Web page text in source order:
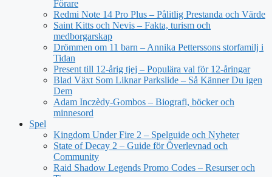
Förare
Redmi Note 14 Pro Plus – Pålitlig Prestanda och Värde
Saint Kitts och Nevis – Fakta, turism och
medborgarskap
Drömmen om 11 barn – Annika Petterssons storfamilj i
Tidan
Present till 12-årig tjej – Populära val för 12-åringar
Blad Växt Som Liknar Parkslide – Så Känner Du igen
Dem
Adam Inczèdy-Gombos – Biografi, böcker och
minnesord
Spel
Kingdom Under Fire 2 – Spelguide och Nyheter
State of Decay 2 – Guide för Överlevnad och
Community
Raid Shadow Legends Promo Codes – Resurser och